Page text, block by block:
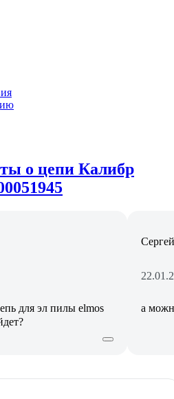
о цепи Калибр
для эл пилы elmos
а